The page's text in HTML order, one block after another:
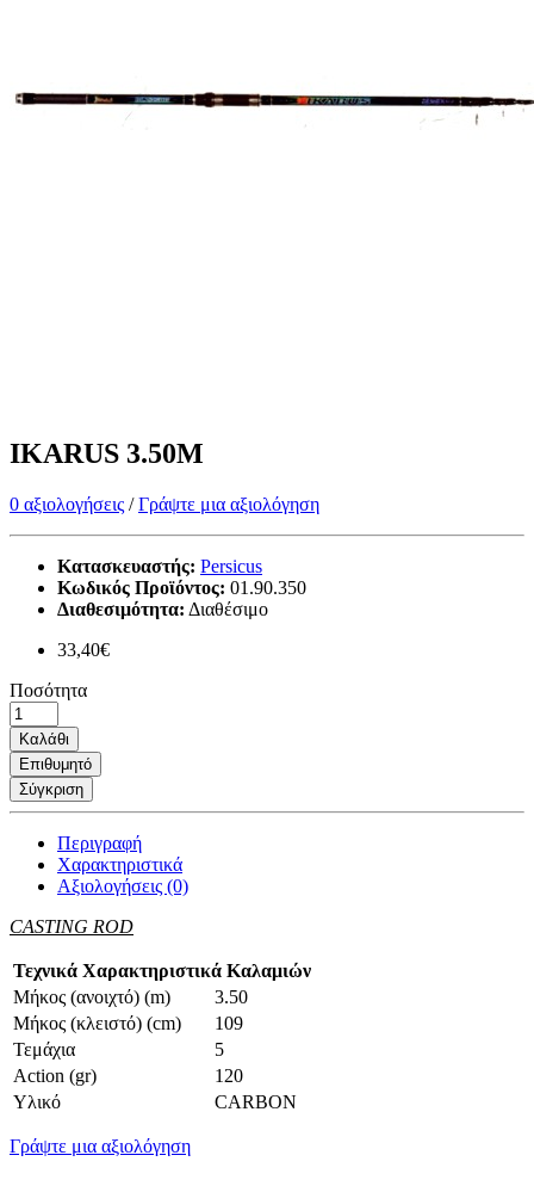
IKARUS 3.50M
0 αξιολογήσεις /Γράψτε μια αξιολόγηση
Κατασκευαστής: Persicus
Κωδικός Προϊόντος: 01.90.350
Διαθεσιμότητα: Διαθέσιμο
33,40€
Ποσότητα
Καλάθι
Επιθυμητό
Σύγκριση
Περιγραφή
Χαρακτηριστικά
Αξιολογήσεις (0)
CASTING ROD
Τεχνικά Χαρακτηριστικά Καλαμιών
Μήκος (ανοιχτό) (m)
3.50
Μήκος (κλειστό) (cm)
109
Τεμάχια
5
Action (gr)
120
Υλικό
CARBON
Γράψτε μια αξιολόγηση